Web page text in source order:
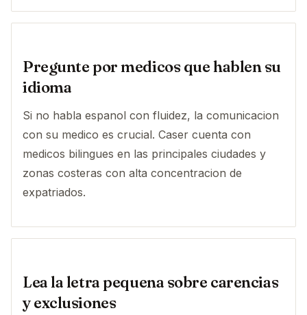
Pregunte por medicos que hablen su
idioma
Si no habla espanol con fluidez, la comunicacion
con su medico es crucial. Caser cuenta con
medicos bilingues en las principales ciudades y
zonas costeras con alta concentracion de
expatriados.
Lea la letra pequena sobre carencias
y exclusiones